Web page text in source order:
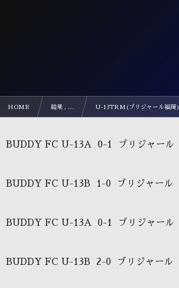
HOME 結果 , … U-13TRM(ブリジャール福岡)
BUDDY FC U-13A 0-1 ブリジャール
BUDDY FC U-13B 1-0 ブリジャール
BUDDY FC U-13A 0-1 ブリジャール
BUDDY FC U-13B 2-0 ブリジャール